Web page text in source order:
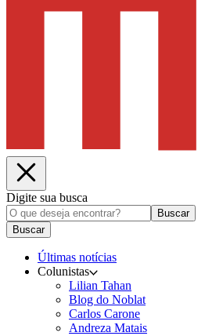
Digite sua busca
Buscar
Buscar
Últimas notícias
Colunistas
Lilian Tahan
Blog do Noblat
Carlos Carone
Andreza Matais